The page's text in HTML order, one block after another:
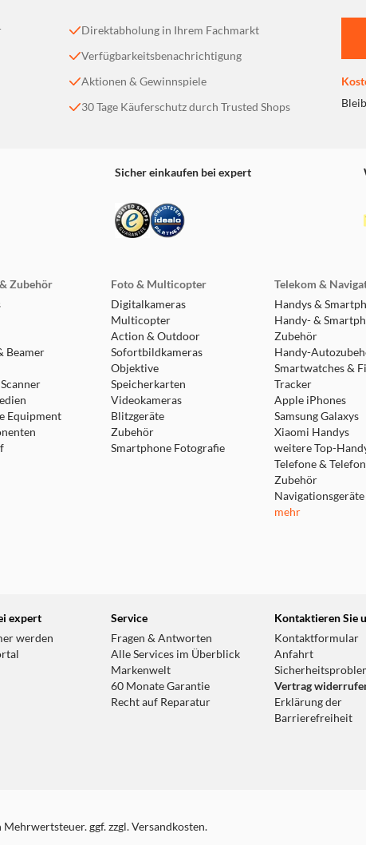
Direktabholung in Ihrem Fachmarkt
Verfügbarkeitsbenachrichtigung
Aktionen & Gewinnspiele
30 Tage Käuferschutz durch Trusted Shops
Sicher einkaufen bei expert
Zubehör
Beamer
Equipment
Foto & Multicopter
Digitalkameras
Multicopter
Action & Outdoor
Sofortbildkameras
Objektive
Speicherkarten
Videokameras
Blitzgeräte
Zubehör
Smartphone Fotografie
Telekom &
Handys &
Handy- &
Zubehör
Handy-
Smartwatches &
Tracker
Apple iPhones
Samsung Galaxys
Xiaomi Handys
weitere Top-
Telefone &
Zubehör
Navigationsgeräte
mehr
expert
werden
Service
Fragen & Antworten
Alle Services im Überblick
Markenwelt
60 Monate Garantie
Recht auf Reparatur
Kontaktieren Sie
Kontaktformular
Anfahrt
Vertrag
Erklärung der
Barrierefreiheit
ggf. zzgl. Versandkosten.